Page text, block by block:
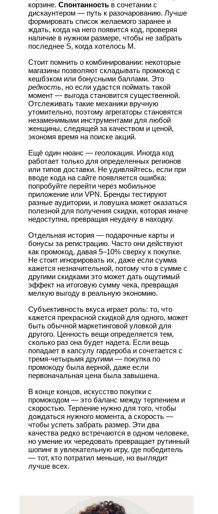
корзине.Спонтанность в сочетании с
дискаунтером — путь к разочарованию. Лучше
формировать список желаемого заранее и
ждать, когда на него появится код, проверяя
наличие в нужном размере, чтобы не забрать
последнее S, когда хотелось M.
Стоит помнить о комбинировании: некоторые
магазины позволяют складывать промокод с
кешбэком или бонусными баллами. Это
редкость, но если удастся поймать такой
момент — выгода становится существенной.
Отслеживать такие механики вручную
утомительно, поэтому агрегаторы становятся
незаменимыми инструментами для любой
женщины, следящей за качеством и ценой,
экономя время на поиске акций.
Ещё один нюанс — геолокация. Иногда код
работает только для определенных регионов
или типов доставки. Не удивляйтесь, если при
вводе кода на сайте появляется ошибка:
попробуйте перейти через мобильное
приложение или VPN. Бренды тестируют
разные аудитории, и ловушка может оказаться
полезной для получения скидки, которая иначе
недоступна, превращая неудачу в находку.
Отдельная история — подарочные карты и
бонусы за регистрацию. Часто они действуют
как промокод, давая 5–10% сверху к покупке.
Не стоит игнорировать их, даже если сумма
кажется незначительной, потому что в сумме с
другими скидками это может дать ощутимый
эффект на итоговую сумму чека, превращая
мелкую выгоду в реальную экономию.
Субъективность вкуса играет роль: то, что
кажется прекрасной скидкой для одного, может
быть обычной маркетинговой уловкой для
другого. Ценность вещи определяется тем,
сколько раз она будет надета. Если вещь
попадает в капсулу гардероба и сочетается с
тремя-четырьмя другими — покупка по
промокоду была верной, даже если
первоначальная цена была завышена.
В конце концов, искусство покупки с
промокодом — это баланс между терпением и
скоростью. Терпение нужно для того, чтобы
дождаться нужного момента, а скорость —
чтобы успеть забрать размер. Эти два
качества редко встречаются в одном человеке,
но умение их чередовать превращает рутинный
шопинг в увлекательную игру, где победитель
— тот, кто потратил меньше, но выглядит
лучше всех.